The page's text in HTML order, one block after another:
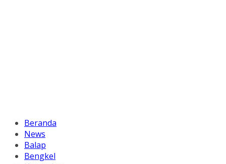
Beranda
News
Balap
Bengkel